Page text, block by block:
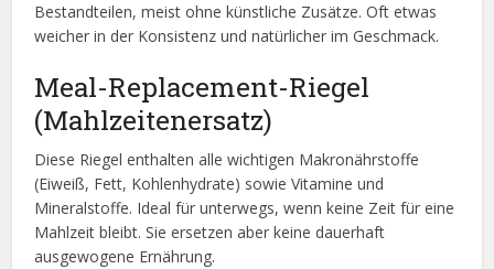
Bestandteilen, meist ohne künstliche Zusätze. Oft etwas
weicher in der Konsistenz und natürlicher im Geschmack.
Meal-Replacement-Riegel
(Mahlzeitenersatz)
Diese Riegel enthalten alle wichtigen Makronährstoffe
(Eiweiß, Fett, Kohlenhydrate) sowie Vitamine und
Mineralstoffe. Ideal für unterwegs, wenn keine Zeit für eine
Mahlzeit bleibt. Sie ersetzen aber keine dauerhaft
ausgewogene Ernährung.